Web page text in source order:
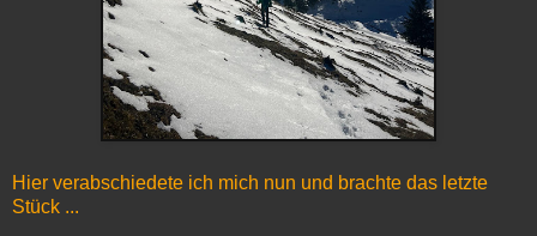
Hier verabschiedete ich mich nun und brachte das letzte
Stück ...